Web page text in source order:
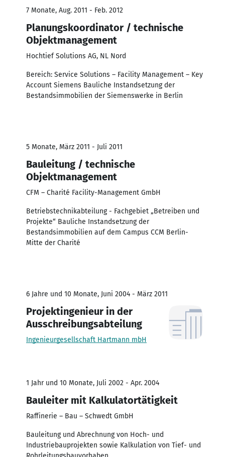
7 Monate, Aug. 2011 - Feb. 2012
Planungskoordinator / technische
Objektmanagement
Hochtief Solutions AG, NL Nord
Bereich: Service Solutions – Facility Management – Key
Account Siemens Bauliche Instandsetzung der
Bestandsimmobilien der Siemenswerke in Berlin
5 Monate, März 2011 - Juli 2011
Bauleitung / technische
Objektmanagement
CFM – Charité Facility-Management GmbH
Betriebstechnikabteilung - Fachgebiet „Betreiben und
Projekte“ Bauliche Instandsetzung der
Bestandsimmobilien auf dem Campus CCM Berlin-
Mitte der Charité
6 Jahre und 10 Monate, Juni 2004 - März 2011
Projektingenieur in der
Ausschreibungsabteilung
Ingenieurgesellschaft Hartmann mbH
1 Jahr und 10 Monate, Juli 2002 - Apr. 2004
Bauleiter mit Kalkulatortätigkeit
Raffinerie – Bau – Schwedt GmbH
Bauleitung und Abrechnung von Hoch- und
Industriebauprojekten sowie Kalkulation von Tief- und